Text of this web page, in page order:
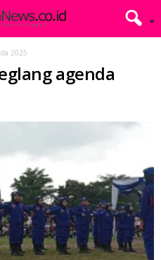
2025
agenda